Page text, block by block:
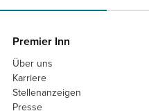
Premier Inn
Über uns
Karriere
Stellenanzeigen
Presse